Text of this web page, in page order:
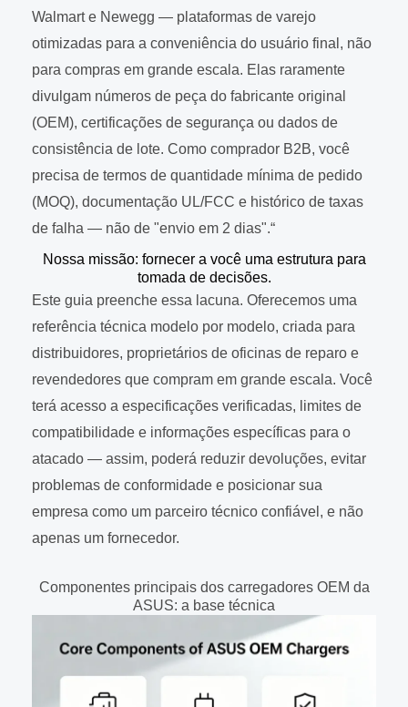
Walmart e Newegg — plataformas de varejo
otimizadas para a conveniência do usuário final, não
para compras em grande escala. Elas raramente
divulgam números de peça do fabricante original
(OEM), certificações de segurança ou dados de
consistência de lote. Como comprador B2B, você
precisa de termos de quantidade mínima de pedido
(MOQ), documentação UL/FCC e histórico de taxas
de falha — não de "envio em 2 dias".“
Nossa missão: fornecer a você uma estrutura para
tomada de decisões.
Este guia preenche essa lacuna. Oferecemos uma
referência técnica modelo por modelo, criada para
distribuidores, proprietários de oficinas de reparo e
revendedores que compram em grande escala. Você
terá acesso a especificações verificadas, limites de
compatibilidade e informações específicas para o
atacado — assim, poderá reduzir devoluções, evitar
problemas de conformidade e posicionar sua
empresa como um parceiro técnico confiável, e não
apenas um fornecedor.
Componentes principais dos carregadores OEM da
ASUS: a base técnica